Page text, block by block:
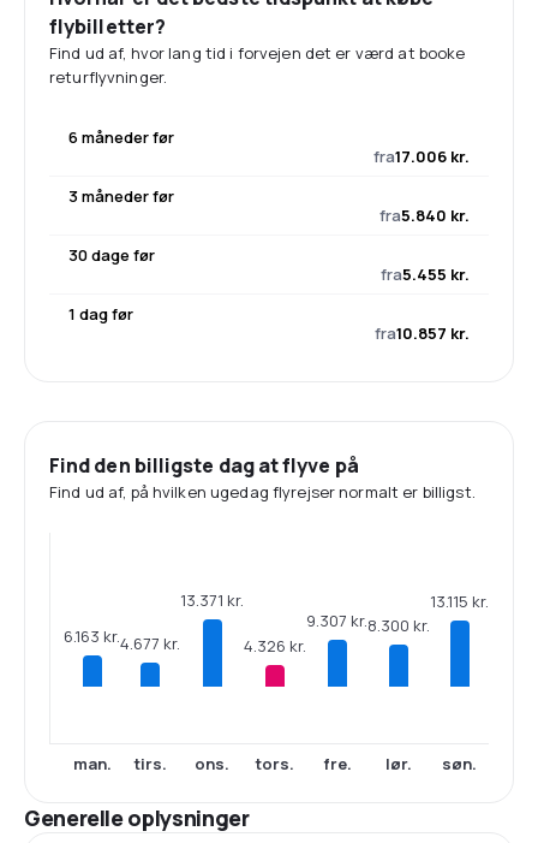
flybilletter?
Find ud af, hvor lang tid i forvejen det er værd at booke
returflyvninger.
6 måneder før
fra17.006 kr.
3 måneder før
fra5.840 kr.
30 dage før
fra5.455 kr.
1 dag før
fra10.857 kr.
Find den billigste dag at flyve på
Find ud af, på hvilken ugedag flyrejser normalt er billigst.
6.163 kr.
man.
4.677 kr.
tirs.
13.371 kr.
ons.
4.326 kr.
tors.
9.307 kr.
fre.
8.300 kr.
lør.
13.115 kr.
søn.
Generelle oplysninger